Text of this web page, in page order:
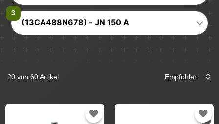
(13CA488N678) - JN 150 A
20 von 60 Artikel